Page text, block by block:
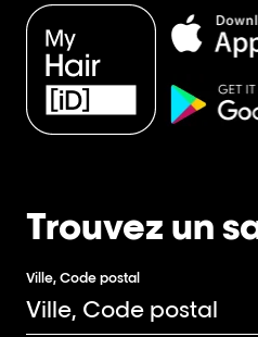
Trouvez un
Ville, Code postal